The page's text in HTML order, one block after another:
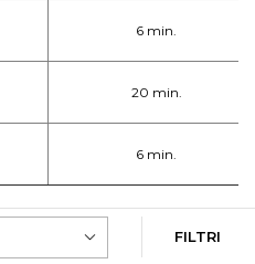
6 min.
20 min.
6 min.
FILTRI